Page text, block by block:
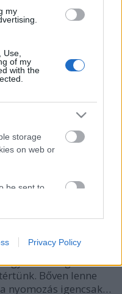
my
of my
with the
storage
on web or
be sent to
storage
on web or
Privacy Policy
a BKV-
ítéletet a
Miklósék ügyében
a bíróság
Bőven lenne
nyomozás igencsak…